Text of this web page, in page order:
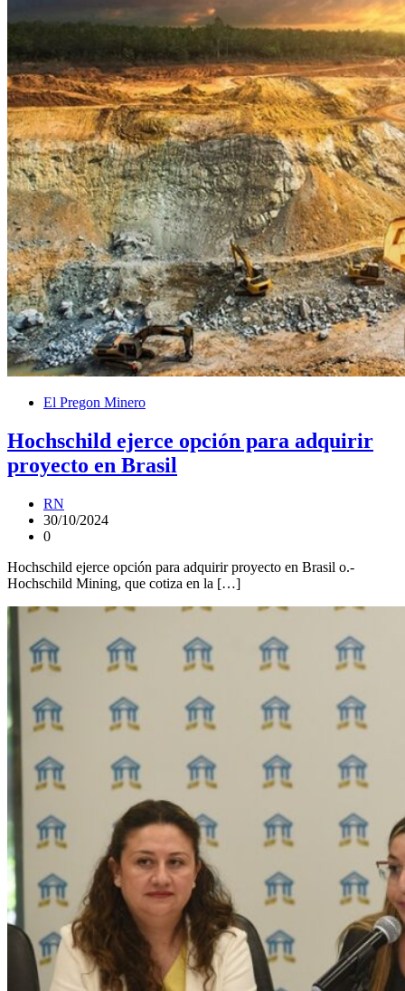
El Pregon Minero
Hochschild ejerce opción para adquirir
proyecto en Brasil
RN
30/10/2024
0
Hochschild ejerce opción para adquirir proyecto en Brasil o.-
Hochschild Mining, que cotiza en la […]